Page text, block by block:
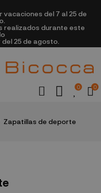
del 7 al 25 de
realizados durante este
25 de agosto.
0 0
Zapatillas de deporte